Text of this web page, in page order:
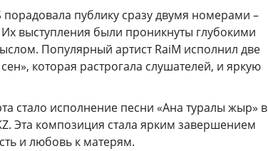
публику сразу двумя номерами –
выступления были проникнуты глубокими
Популярный артист RaiM исполнил две
которая растрогала слушателей, и яркую
стало исполнение песни «Ана туралы жыр» в
Эта композиция стала ярким завершением
и любовь к матерям.